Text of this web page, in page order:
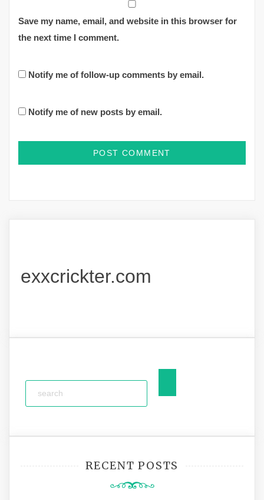
Save my name, email, and website in this browser for
the next time I comment.
Notify me of follow-up comments by email.
Notify me of new posts by email.
exxcrickter.com
RECENT POSTS